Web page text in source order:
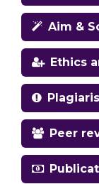
Aim &
Ethics
Peer